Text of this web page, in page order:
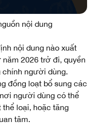
nội dung
nội dung nào xuất
2026 trở đi, quyền
chính người dùng.
đồng loạt bổ sung các
người dùng có thể
thể loại, hoặc tăng
tâm.